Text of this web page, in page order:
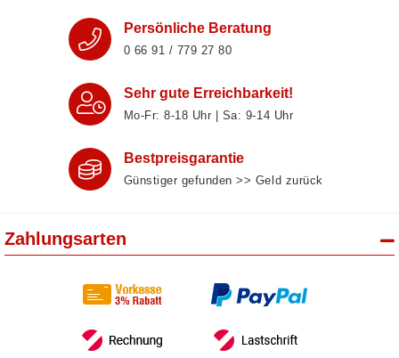
Persönliche Beratung
0 66 91 / 779 27 80
Sehr gute Erreichbarkeit!
Mo-Fr: 8‑18 Uhr | Sa: 9‑14 Uhr
Bestpreisgarantie
Günstiger gefunden >> Geld zurück
Zahlungsarten